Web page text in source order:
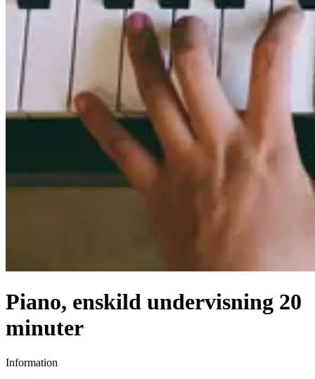
Piano, enskild undervisning 20
minuter
Information